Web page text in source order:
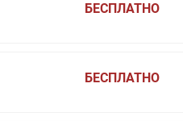
БЕСПЛАТНО
БЕСПЛАТНО